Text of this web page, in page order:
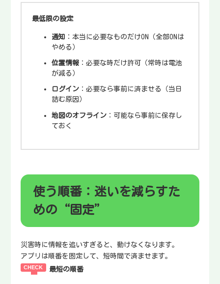
最低限の設定
通知
：本当に必要なものだけON（全部ONは
やめる）
位置情報 ：必要な時だけ許可（常時は電池
が減る）
ログイン ：必要なら事前に済ませる（当日
詰む原因）
地図のオフライン ：可能なら事前に保存し
ておく
使う順番：迷いを減らすた
めの“固定”
災害時に情報を追いすぎると、動けなくなります。
アプリは順番を固定して、短時間で済ませます。
最短の順番